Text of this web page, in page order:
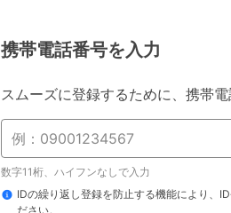
携帯電話番号を入力
スムーズに登録するために、携帯
数字11桁、ハイフンなしで入力
IDの繰り返し登録を防止する機能により、
ださい。